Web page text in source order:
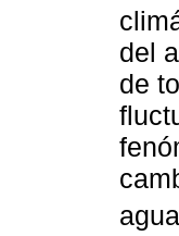
del
de